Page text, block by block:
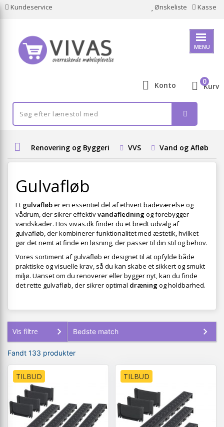
Kundeservice Ønskeliste Kasse
MENU
Konto Kurv
0
Renovering og Byggeri VVS Vand og Afløb
Gulvafløb
Et gulvafløber en essentiel del af ethvert badeværelse og
vådrum, der sikrer effektivvandafledningog forebygger
vandskader. Hos vivas.dk finder du et bredt udvalg af
gulvafløb, der kombinerer funktionalitet med æstetik, hvilket
gør det nemt at finde en løsning, der passer til din stil og behov.
Vores sortiment af gulvafløb er designet til at opfylde både
praktiske og visuelle krav, så du kan skabe et sikkert og smukt
miljø. Uanset om du renoverer eller bygger nyt, kan du finde
det rette gulvafløb, der sikrer optimal dræningog holdbarhed.
Vis filtre
Fandt 133 produkter
TILBUD TILBUD